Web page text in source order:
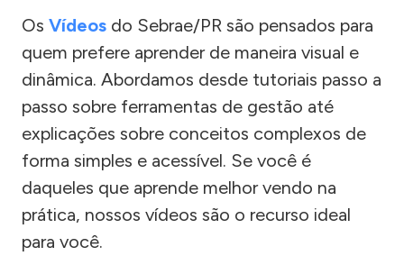
Os Vídeos do Sebrae/PR são pensados para
quem prefere aprender de maneira visual e
dinâmica. Abordamos desde tutoriais passo a
passo sobre ferramentas de gestão até
explicações sobre conceitos complexos de
forma simples e acessível. Se você é
daqueles que aprende melhor vendo na
prática, nossos vídeos são o recurso ideal
para você.